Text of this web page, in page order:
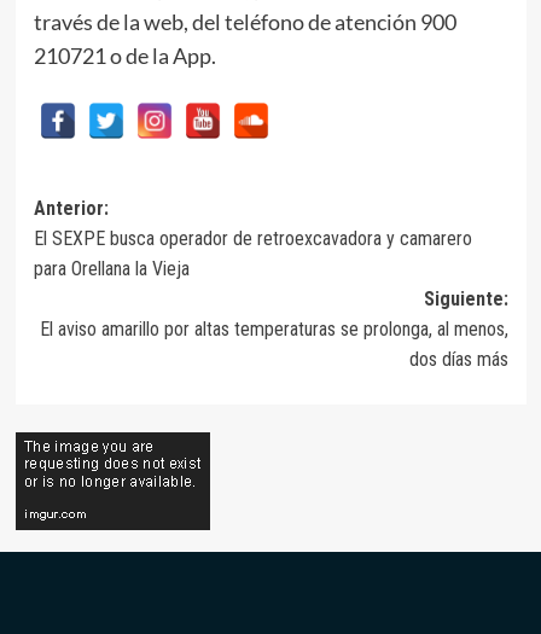
través de la web, del teléfono de atención 900
210721 o de la App.
Navegación
de
entradas
Anterior:
El SEXPE busca operador de retroexcavadora y camarero
para Orellana la Vieja
Siguiente:
El aviso amarillo por altas temperaturas se prolonga, al menos,
dos días más